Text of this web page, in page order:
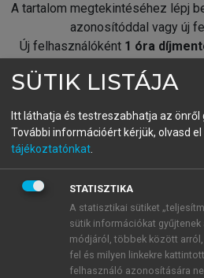
A tartalom megtekintéséhez lépj
azonosítóddal vagy új
Új felhasználóként 1 óra
fiókoddal,vagy hozz
A regisztráció után a
BELÉPÉS SAJÁT
ÚJ FIÓK
1 óra díjmentes hozzáférés
SÜTIK LISTÁJA
Itt láthatja és testreszabhatja az
További információért kérjük, olvasd el
tájékoztatónkat
STATISZTIKA
A statisztikai sütiket
sütik információkat
módjáról, többek között
fel és milyen linkekre
felhasználó azonosítására